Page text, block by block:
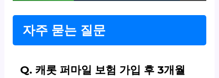
자주 묻는 질문
Q. 캐롯 퍼마일 보험 가입 후 3개월